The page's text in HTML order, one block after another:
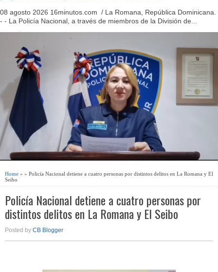
g
a
o
n
08 agosto 2026 16minutos.com / La Romana, República Dominicana.
- - La Policía Nacional, a través de miembros de la División de...
Home » » Policía Nacional detiene a cuatro personas por distintos delitos en La Romana y El
Seibo
Policía Nacional detiene a cuatro personas por
distintos delitos en La Romana y El Seibo
Posted by CB Blogger